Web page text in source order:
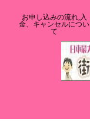
お申し込みの流れ,入
金、キャンセルについ
て